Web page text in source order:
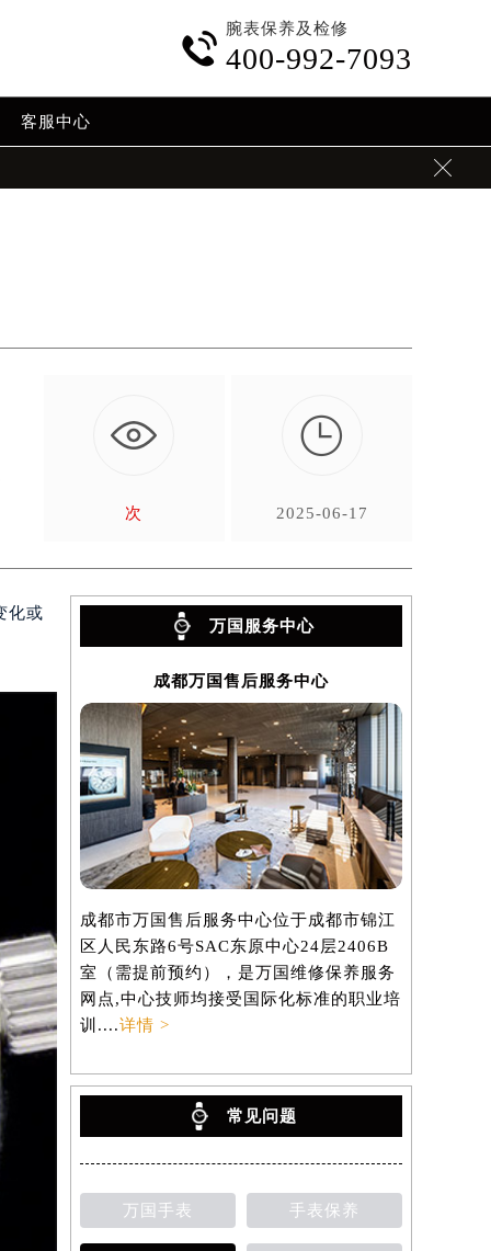

腕表保养及检修
400-992-7093
客服中心

次

2025-06-17
化或
万国服务中心
成都万国售后服务中心
成都市万国售后服务中心位于成都市锦江
区人民东路6号SAC东原中心24层2406B
室（需提前预约），是万国维修保养服务
网点,中心技师均接受国际化标准的职业培
训....详情 >
常见问题
万国手表 手表保养